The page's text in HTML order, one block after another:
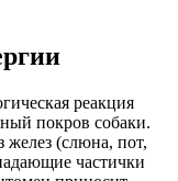
реакция
покров собаки.
желез (слюна, пот,
частички